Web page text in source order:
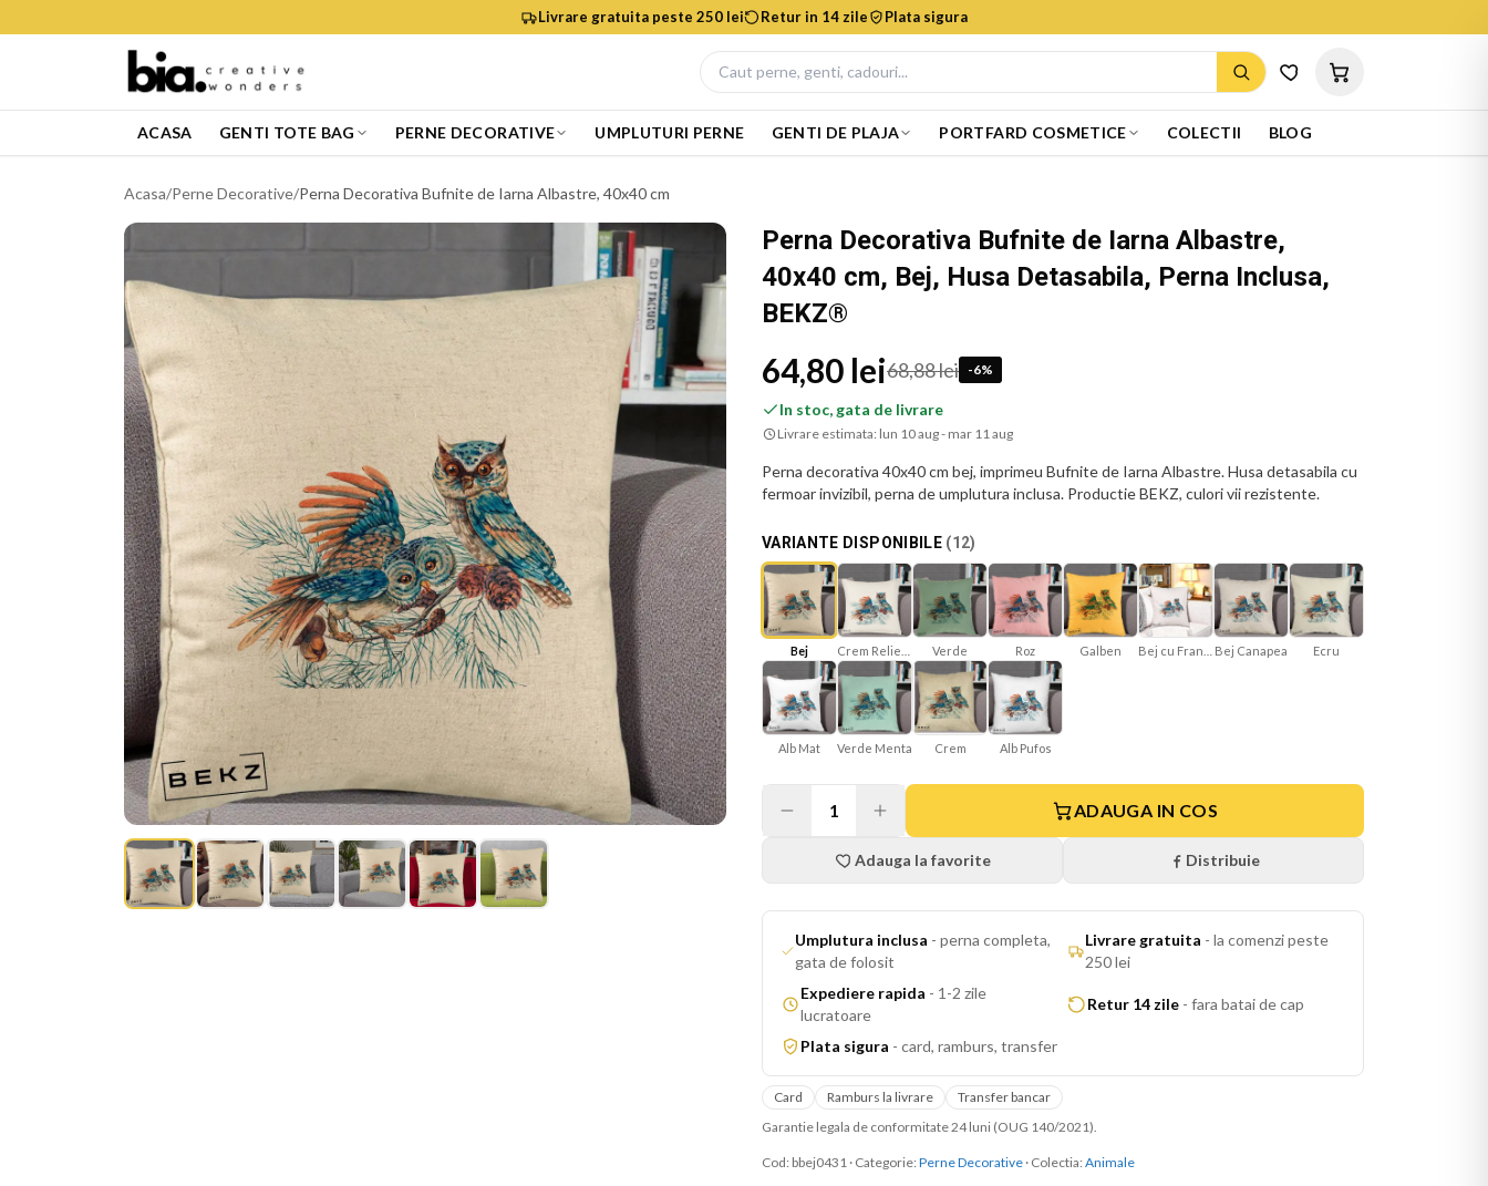
Livrare gratuita peste 250 lei Retur in 14 zile Plata sigura
ACASA GENTI TOTE BAG PERNE DECORATIVE UMPLUTURI PERNE GENTI DE PLAJA PORTFARD COSMETICE COLECTII BLOG
Acasa/Perne Decorative/Perna Decorativa Bufnite de Iarna Albastre, 40x40 cm
Perna Decorativa Bufnite de Iarna Albastre,
40x40 cm, Bej, Husa Detasabila, Perna Inclusa,
BEKZ®
64,80 lei68,88 lei -6%
In stoc, gata de livrare
Livrare estimata: lun 10 aug - mar 11 aug
Perna decorativa 40x40 cm bej, imprimeu Bufnite de Iarna Albastre. Husa detasabila cu
fermoar invizibil, perna de umplutura inclusa. Productie BEKZ, culori vii rezistente.
VARIANTE DISPONIBILE (12)
Bej Verde Roz Galben Bej Canapea Ecru
Alb Mat Verde Menta Crem Alb Pufos
1 ADAUGA IN COS
Adauga la favorite Distribuie
Umplutura inclusa -perna completa,
gata de folosit
Livrare gratuita -la comenzi peste
250 lei
Expediere rapida - 1-2 zile
lucratoare
Retur 14 zile - fara batai de cap
Plata sigura - card, ramburs, transfer
Card Ramburs la livrare
Transfer bancar
Garantie legala de conformitate 24 luni (OUG 140/2021).
Cod: bbej0431 · Categorie: Perne Decorative · Colectia: Animale